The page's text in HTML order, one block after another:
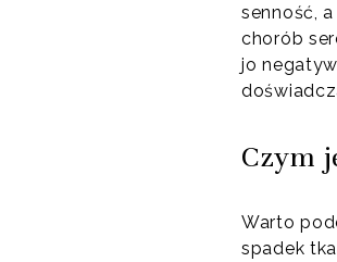
senność,
chorób
jo
Czym
Warto
spadek